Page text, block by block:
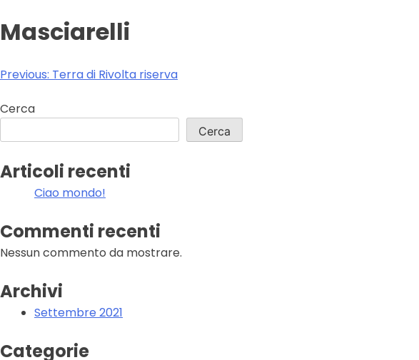
Masciarelli
Navigazione
articoli
Previous: Terra di Rivolta riserva
Cerca
Cerca
Articoli recenti
Ciao mondo!
Commenti recenti
Nessun commento da mostrare.
Archivi
Settembre 2021
Categorie